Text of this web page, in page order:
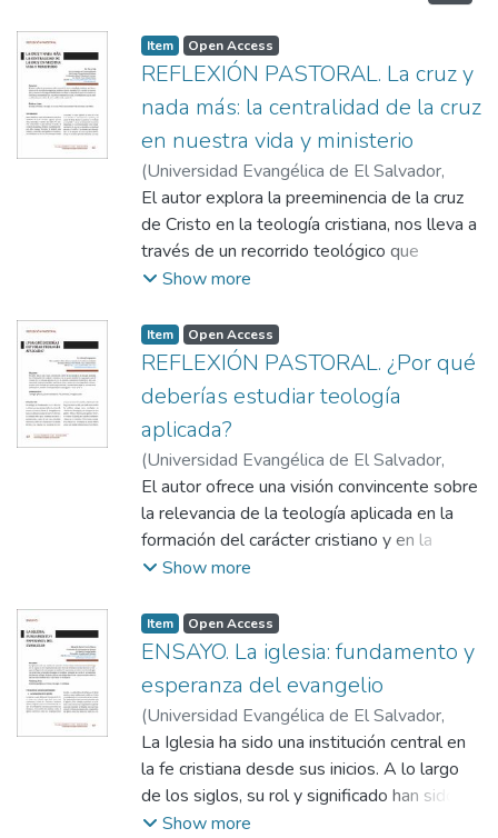
Item Open Access
REFLEXIÓN PASTORAL. La cruz y
nada más: la centralidad de la cruz
en nuestra vida y ministerio
(Universidad Evangélica de El Salvador,
2024)Terry Coy
El autor explora la preeminencia de la cruz
de Cristo en la teología cristiana, nos lleva a
través de un recorrido teológico que
enfatiza cómo la cruz debe ser el centro de
autor nos llama a concentrar nuestras
enseñanzas y prácticas ministeriales en el
sacrificio redentor de Cristo, recordándonos
que la cruz es el fundamento sobre el cual
se edifica toda nuestra fe.
Show more
Item Open Access
REFLEXIÓN PASTORAL. ¿Por qué
deberías estudiar teología
aplicada?
(Universidad Evangélica de El Salvador,
2024)Johnny Sangoquiza
El autor ofrece una visión convincente sobre
la relevancia de la teología aplicada en la
formación del carácter cristiano y en la
praxis ministerial; argumenta que el estudio
meramente académico, sino una necesidad
vital para aquellos que buscan vivir y
ministrar con integridad y eficacia.
El autor nos recuerda que una teología
robusta y bien fundamentada es esencial
para enfrentar los desafíos contemporáneos
y para guiar a otros en la fe.
Show more
Item Open Access
ENSAYO. La iglesia: fundamento y
esperanza del evangelio
(Universidad Evangélica de El Salvador,
2024)Eduardo Rafael García Rivera
La Iglesia ha sido una institución central en
la fe cristiana desde sus inicios. A lo largo
de los siglos, su rol y significado han sido
objeto de múltiples interpretaciones y
Show more